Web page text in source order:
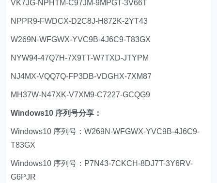
VK7JG-NPHTM-C97JM-9MPGT-3V66T
NPPR9-FWDCX-D2C8J-H872K-2YT43
W269N-WFGWX-YVC9B-4J6C9-T83GX
NYW94-47Q7H-7X9TT-W7TXD-JTYPM
NJ4MX-VQQ7Q-FP3DB-VDGHX-7XM87
MH37W-N47XK-V7XM9-C7227-GCQG9
Windows10 序列号分享：
Windows10 序列号：W269N-WFGWX-YVC9B-4J6C9-
T83GX
Windows10 序列号：P7N43-7CKCH-8DJ7T-3Y6RV-
G6PJR